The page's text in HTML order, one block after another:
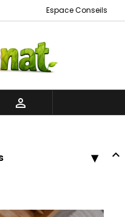
Espace Conseils
